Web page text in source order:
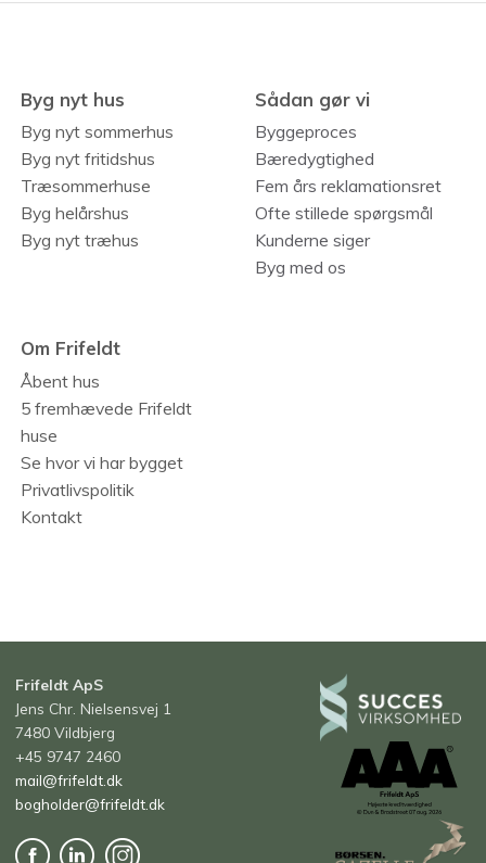
Byg nyt hus
Byg nyt sommerhus
Byg nyt fritidshus
Træsommerhuse
Byg helårshus
Byg nyt træhus
Sådan gør vi
Byggeproces
Bæredygtighed
Fem års reklamationsret
Ofte stillede spørgsmål
Kunderne siger
Byg med os
Om Frifeldt
Åbent hus
5 fremhævede Frifeldt
huse
Se hvor vi har bygget
Privatlivspolitik
Kontakt
Frifeldt ApS
Jens Chr. Nielsensvej 1
7480 Vildbjerg
+45 9747 2460
mail@frifeldt.dk
bogholder@frifeldt.dk